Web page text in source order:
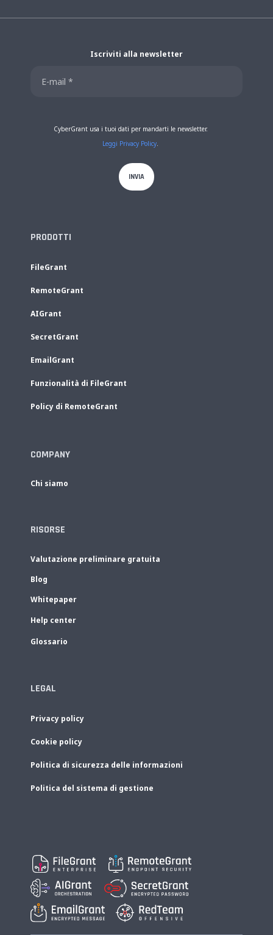
Iscriviti alla newsletter
CyberGrant usa i tuoi dati per mandarti le newsletter.
Leggi Privacy Policy
PRODOTTI
FileGrant
RemoteGrant
AIGrant
SecretGrant
EmailGrant
Funzionalità di FileGrant
Policy di RemoteGrant
COMPANY
Chi siamo
RISORSE
Valutazione preliminare gratuita
Blog
Whitepaper
Help center
Glossario
LEGAL
Privacy policy
Cookie policy
Politica di sicurezza delle informazioni
Politica del sistema di gestione